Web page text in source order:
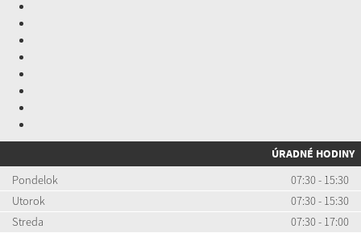
ÚRADNÉ HODINY
Pondelok
07:30 - 15:30
Utorok
07:30 - 15:30
Streda
07:30 - 17:00